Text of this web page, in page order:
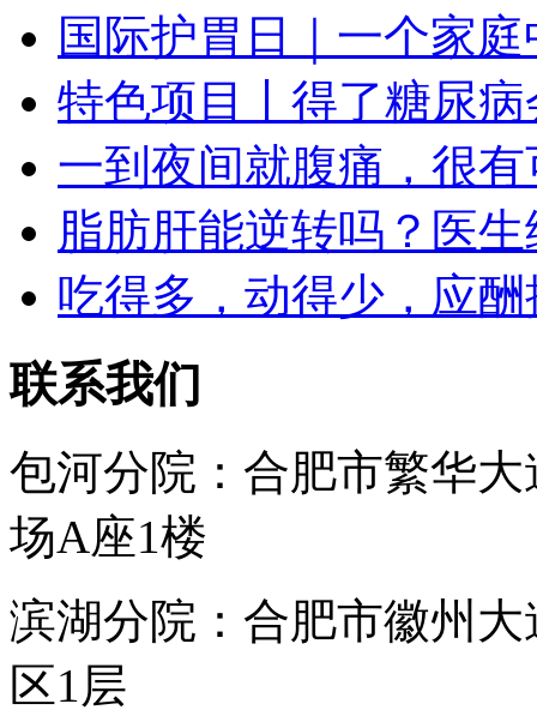
国际护胃日｜一个家
特色项目丨得了糖尿
一到夜间就腹痛，很
脂肪肝能逆转吗？医
吃得多，动得少，应
联系我们
包河分院：合肥市繁华
场A座1楼
滨湖分院：合肥市徽州
区1层